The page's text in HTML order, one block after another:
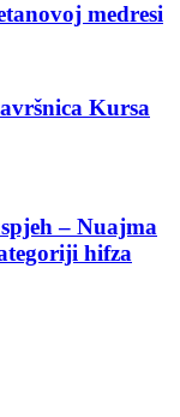
medresi
Kursa
– Nuajma
hifza